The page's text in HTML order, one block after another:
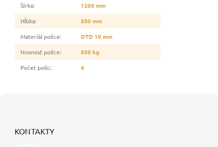
Šírka:
1200 mm
Hĺbka:
500 mm
Materiál police:
DTD 10 mm
Nosnosť police:
500 kg
Počet políc: 4
KONTAKTY